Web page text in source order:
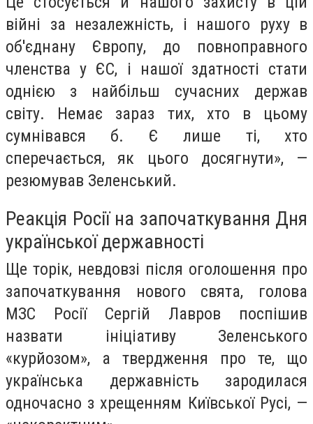
війні за незалежність, і нашого руху в
об'єднану Європу, до повноправного
членства у ЄС, і нашої здатності стати
однією з найбільш сучасних держав
світу. Немає зараз тих, хто в цьому
сумнівався б. Є лише ті, хто
сперечається, як цього досягнути», —
резюмував Зеленський.
Реакція Росії на започаткування Дня
української державності
Ще торік, невдовзі після оголошення про
започаткування нового свята, голова
МЗС Росії Сергій Лавров поспішив
назвати ініціативу Зеленського
«курйозом», а твердження про те, що
українська державність зародилася
одночасно з хрещенням Київської Русі, —